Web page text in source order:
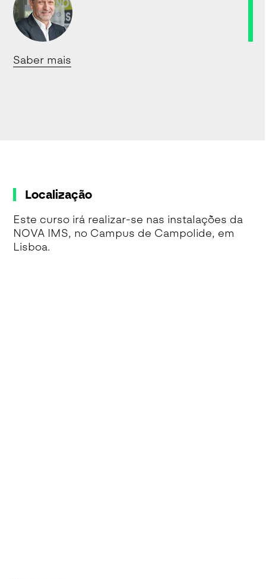
Saber mais
Localização
Este curso irá realizar-se nas instalações da
NOVA IMS, no Campus de Campolide, em
Lisboa.